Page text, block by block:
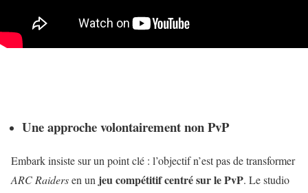
Une approche volontairement non PvP
Embark insiste sur un point clé : l’objectif n’est pas de transformer
ARC Raidersen un jeu compétitif centré sur le PvP. Le studio